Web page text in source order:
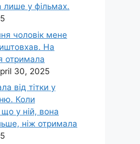
лише у фільмах.
чоловік мене
На
отримала
30, 2025
від тітки у
Коли
що у ній, вона
ніж отримала